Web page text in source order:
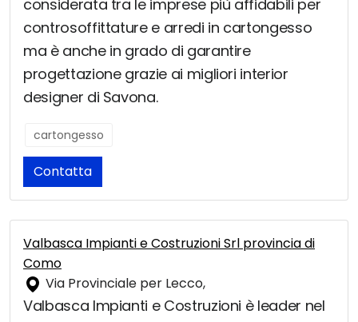
considerata tra le imprese più affidabili per
controsoffittature e arredi in cartongesso
ma è anche in grado di garantire
progettazione grazie ai migliori interior
designer di Savona.
cartongesso
Contatta
Valbasca Impianti e Costruzioni Srl provincia di
Como
Via Provinciale per Lecco,
Valbasca Impianti e Costruzioni è leader nel